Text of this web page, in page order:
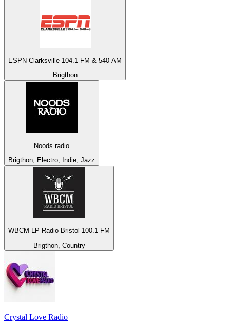
ESPN Clarksville 104.1 FM & 540 AM
Brigthon
Noods radio
Brigthon, Electro, Indie, Jazz
WBCM-LP Radio Bristol 100.1 FM
Brigthon, Country
Crystal Love Radio